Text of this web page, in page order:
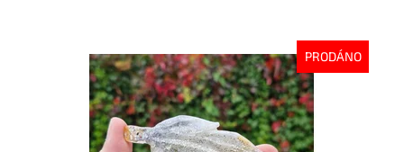
PRODÁNO
Dostupnost:
Vyprodáno
10389